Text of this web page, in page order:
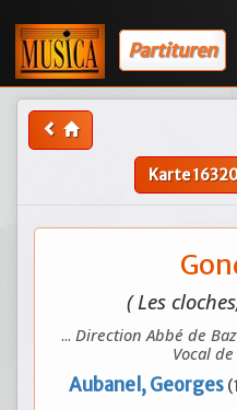
Partituren
Karte
( Les
... Direction Abbé de
Vocal
Aubanel, Georges